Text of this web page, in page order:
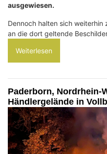
ausgewiesen.
Dennoch halten sich
an die dort geltende
Weiterlesen
Paderborn, Nordrhein-
Händlergelände in